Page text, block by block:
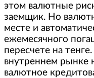
этом валютные
заемщик. Но
месте и
ежемесячного
пересчете на
внутреннем рынке
валютное